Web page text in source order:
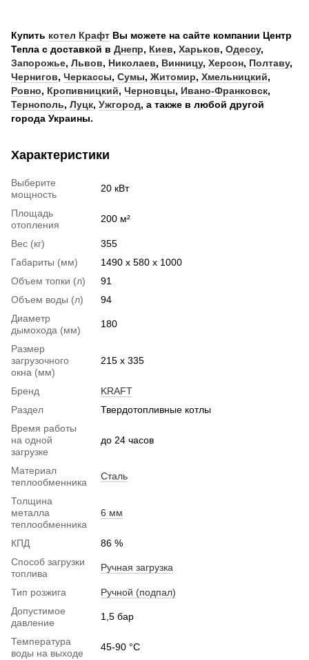
Купить котел Крафт Вы можете на сайте компании Центр
Тепла с доставкой в Днепр, Киев, Харьков, Одессу,
Запорожье, Львов, Николаев, Винницу, Херсон, Полтаву,
Чернигов, Черкассы, Сумы, Житомир, Хмельницкий,
Ровно, Кропивницкий, Черновцы, Ивано-Франковск,
Тернополь, Луцк, Ужгород, а также в любой другой
города Украины.
Характеристики
Выберите
мощность
20 кВт
Площадь
отопления
200 м²
Вес (кг)
355
Габариты (мм)
1490 х 580 х 1000
Объем топки (л)
91
Объем воды (л)
94
Диаметр
дымохода (мм)
180
Размер
загрузочного
окна (мм)
215 х 335
Бренд
KRAFT
Раздел
Твердотопливные котлы
Время работы
на одной
загрузке
до 24 часов
Материал
теплообменника
Сталь
Толщина
металла
теплообменника
6 мм
КПД
86 %
Способ загрузки
топлива
Ручная загрузка
Тип розжига
Ручной (подпал)
Допустимое
давление
1,5 бар
Температура
воды на выходе
45-90 °C